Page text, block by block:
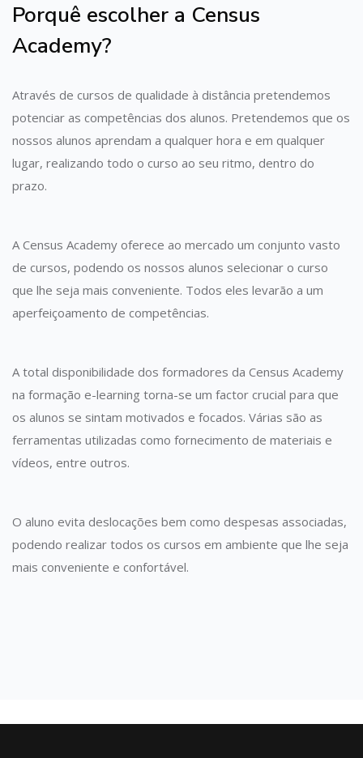
Porquê escolher a Census
Academy?
Através de cursos de qualidade à distância pretendemos
potenciar as competências dos alunos. Pretendemos que os
nossos alunos aprendam a qualquer hora e em qualquer
lugar, realizando todo o curso ao seu ritmo, dentro do
prazo.
A Census Academy oferece ao mercado um conjunto vasto
de cursos, podendo os nossos alunos selecionar o curso
que lhe seja mais conveniente. Todos eles levarão a um
aperfeiçoamento de competências.
A total disponibilidade dos formadores da Census Academy
na formação e-learning torna-se um factor crucial para que
os alunos se sintam motivados e focados. Várias são as
ferramentas utilizadas como fornecimento de materiais e
vídeos, entre outros.
O aluno evita deslocações bem como despesas associadas,
podendo realizar todos os cursos em ambiente que lhe seja
mais conveniente e confortável.